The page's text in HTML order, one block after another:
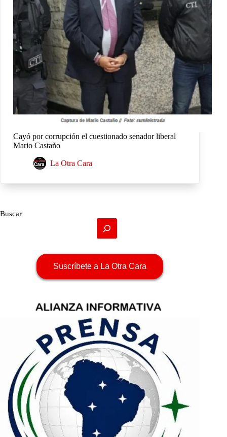
Cayó por corrupción el cuestionado senador liberal
Mario Castaño
La Otra Cara
Buscar
Suscríbete a La Otra Cara